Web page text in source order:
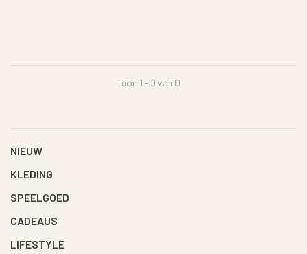
Toon 1 - 0 van 0
NIEUW
KLEDING
SPEELGOED
CADEAUS
LIFESTYLE